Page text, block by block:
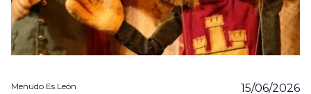
Menudo Es León 15/06/2026